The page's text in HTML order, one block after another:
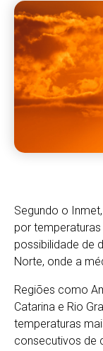
Segundo o
por
possibilidade de
Norte, onde a
Regiões como
Catarina e Rio
temperaturas
consecutivos de